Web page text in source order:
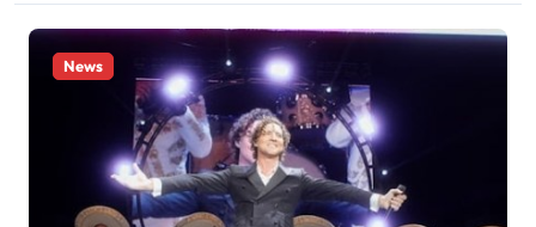
News